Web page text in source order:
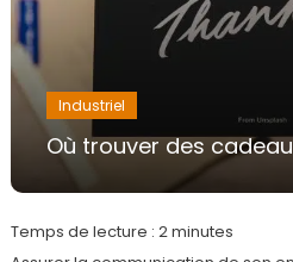
Industriel
Où trouver des
Temps de lecture : 2minutes